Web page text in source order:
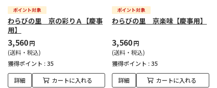
わらびの里 京の彩りＡ【慶事
用】
3,560円
(送料・税込)
獲得ポイント : 35
詳細 カートに入れる
わらびの里 京楽味【慶事用】
3,560円
(送料・税込)
獲得ポイント : 35
詳細 カートに入れる